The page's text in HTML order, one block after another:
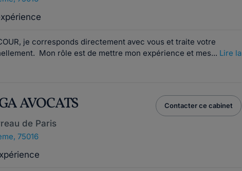
je corresponds directement avec vous et traite votre
Mon rôle est de mettre mon expérience et mes... Lire la
AVOCATS
de Paris
75016
Contacter ce cabinet